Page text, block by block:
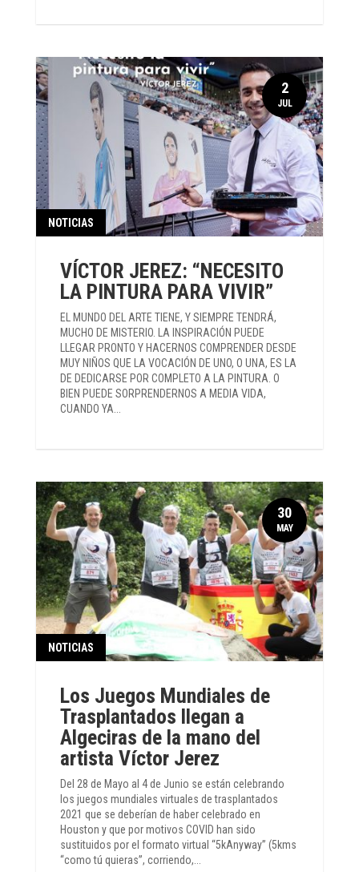
VÍCTOR JEREZ: “NECESITO
LA PINTURA PARA VIVIR”
NOTICIAS
EL MUNDO DEL ARTE TIENE, Y SIEMPRE TENDRÁ,
MUCHO DE MISTERIO. LA INSPIRACIÓN PUEDE
LLEGAR PRONTO Y HACERNOS COMPRENDER DESDE
MUY NIÑOS QUE LA VOCACIÓN DE UNO, O UNA, ES LA
DE DEDICARSE POR COMPLETO A LA PINTURA. O
BIEN PUEDE SORPRENDERNOS A MEDIA VIDA,
CUANDO YA...
2
JUL
Los Juegos Mundiales de
Trasplantados llegan a
Algeciras de la mano del
artista Víctor Jerez
NOTICIAS
Del 28 de Mayo al 4 de Junio se están celebrando
los juegos mundiales virtuales de trasplantados
2021 que se deberían de haber celebrado en
Houston y que por motivos COVID han sido
sustituidos por el formato virtual “5kAnyway” (5kms
“como tú quieras”, corriendo,...
30
MAY